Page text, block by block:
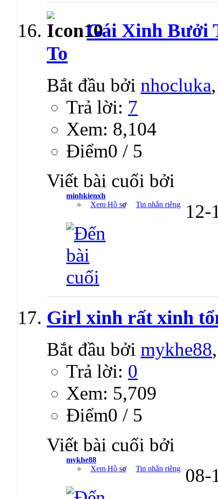
Gái Xinh Bưởi
To
Bắt đầu bởi nhocluka
Trả lời: 7
Xem: 8,104
Ðiểm0 / 5
Viết bài cuối bởi
minhkienxh
Xem Hồ sơ
Tin nhắn riêng
Girl xinh rất xinh
Bắt đầu bởi mykhe88
Trả lời: 0
Xem: 5,709
Ðiểm0 / 5
Viết bài cuối bởi
mykhe88
Xem Hồ sơ
Tin nhắn riêng 08-